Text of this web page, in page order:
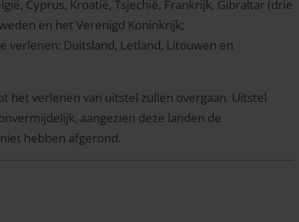
Cyprus, Kroatië, Tsjechië, Frankrijk, Gibraltar (drie
en het Verenigd Koninkrijk;
verlenen: Duitsland, Letland, Litouwen en
het verlenen van uitstel zullen overgaan. Uitstel
aangezien deze landen de
hebben afgerond.